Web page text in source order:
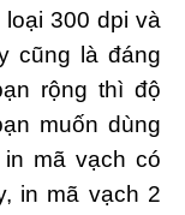
300 dpi và
cũng là đáng
rộng thì độ
muốn dùng
mã vạch có
in mã vạch 2